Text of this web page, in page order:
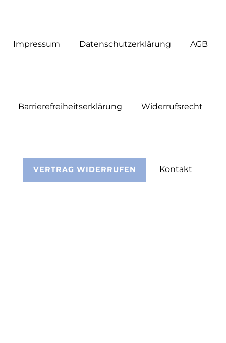
Impressum Daten­schutz­erklärung AGB
Barrierefreiheitserklärung Widerrufs­recht
VERTRAG WIDERRUFEN Kontakt